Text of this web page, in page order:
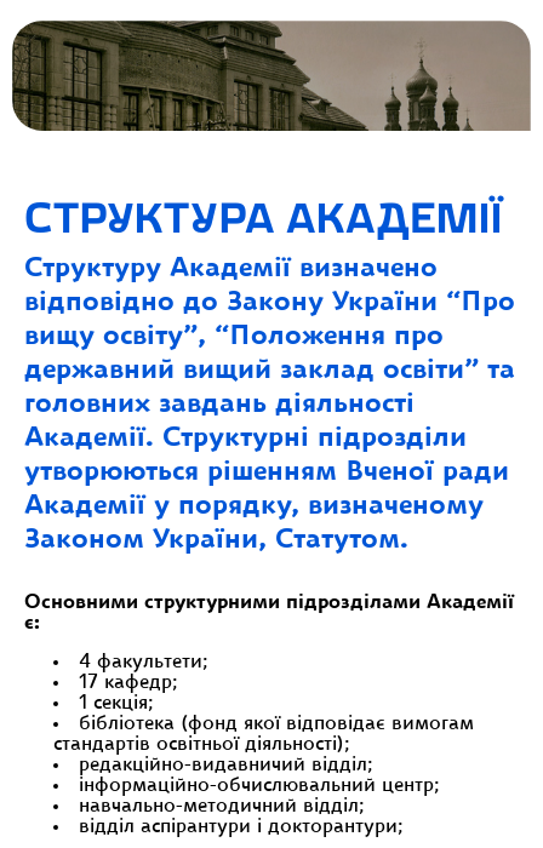
СТРУКТУРА АКАДЕМІЇ
Структуру Академії визначено
відповідно до Закону України “Про
вищу освіту”, “Положення про
державний вищий заклад освіти” та
головних завдань діяльності
Академії. Структурні підрозділи
утворюються рішенням Вченої ради
Академії у порядку, визначеному
Законом України, Статутом.
Основними структурними підрозділами Академії
є:
4 факультети;
17 кафедр;
1 секція;
бібліотека (фонд якої відповідає вимогам
стандартів освітньої діяльності);
редакційно-видавничий відділ;
інформаційно-обчислювальний центр;
навчально-методичний відділ;
відділ аспірантури і докторантури;